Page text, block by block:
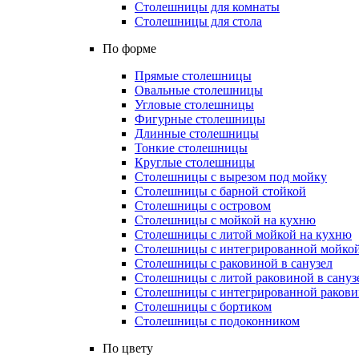
Столешницы для комнаты
Столешницы для стола
По форме
Прямые столешницы
Овальные столешницы
Угловые столешницы
Фигурные столешницы
Длинные столешницы
Тонкие столешницы
Круглые столешницы
Столешницы с вырезом под мойку
Столешницы с барной стойкой
Столешницы с островом
Столешницы с мойкой на кухню
Столешницы с литой мойкой на кухню
Столешницы с интегрированной
Столешницы с раковиной в санузел
Столешницы с литой раковиной в
Столешницы с интегрированной
Столешницы с бортиком
Столешницы с подоконником
По цвету